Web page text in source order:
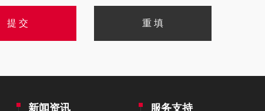
新闻资讯 服务支持